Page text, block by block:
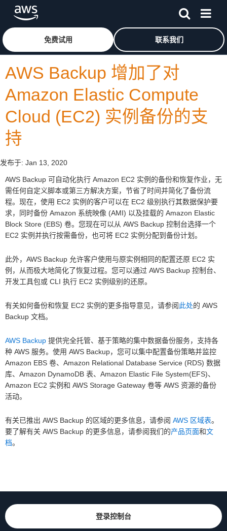
跳至主要内容
免费试用 联系我们
AWS Backup 增加了对
Amazon Elastic Compute
Cloud (EC2) 实例备份的支
持
发布于: Jan 13, 2020
AWS Backup 可自动化执行 Amazon EC2 实例的备份和恢复作业，无
需任何自定义脚本或第三方解决方案，节省了时间并简化了备份流
程。现在，使用 EC2 实例的客户可以在 EC2 级别执行其数据保护要
求，同时备份 Amazon 系统映像 (AMI) 以及挂载的 Amazon Elastic
Block Store (EBS) 卷。您现在可以从 AWS Backup 控制台选择一个
EC2 实例并执行按需备份，也可将 EC2 实例分配到备份计划。
此外，AWS Backup 允许客户使用与原实例相同的配置还原 EC2 实
例，从而极大地简化了恢复过程。您可以通过 AWS Backup 控制台、
开发工具包或 CLI 执行 EC2 实例级别的还原。
有关如何备份和恢复 EC2 实例的更多指导意见，请参阅此处的 AWS
Backup 文档。
AWS Backup 提供完全托管、基于策略的集中数据备份服务，支持各
种 AWS 服务。使用 AWS Backup，您可以集中配置备份策略并监控
Amazon EBS 卷、Amazon Relational Database Service (RDS) 数据
库、Amazon DynamoDB 表、Amazon Elastic File System(EFS)、
Amazon EC2 实例和 AWS Storage Gateway 卷等 AWS 资源的备份
活动。
有关已推出 AWS Backup 的区域的更多信息，请参阅 AWS 区域表。
要了解有关 AWS Backup 的更多信息，请参阅我们的产品页面和文
档。
登录控制台